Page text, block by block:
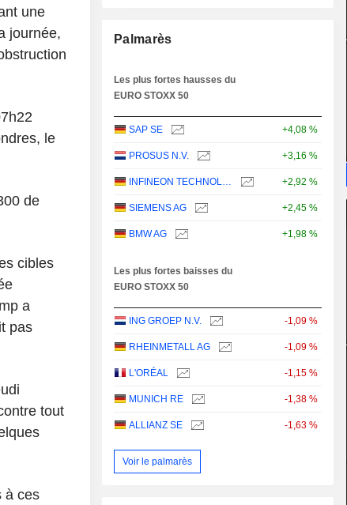
une
journée,
le
de
cibles
a
pas
tout
à ces
Palmarès
Les plus fortes hausses du
EURO STOXX 50
SAP SE +4,08 %
PROSUS N.V. +3,16 %
INFINEON TECHNOLOGIES AG +2,92 %
SIEMENS AG +2,45 %
BMW AG +1,98 %
Les plus fortes baisses du
EURO STOXX 50
ING GROEP N.V. -1,09 %
RHEINMETALL AG -1,09 %
L'ORÉAL -1,15 %
MUNICH RE -1,38 %
ALLIANZ SE -1,63 %
Voir le palmarès